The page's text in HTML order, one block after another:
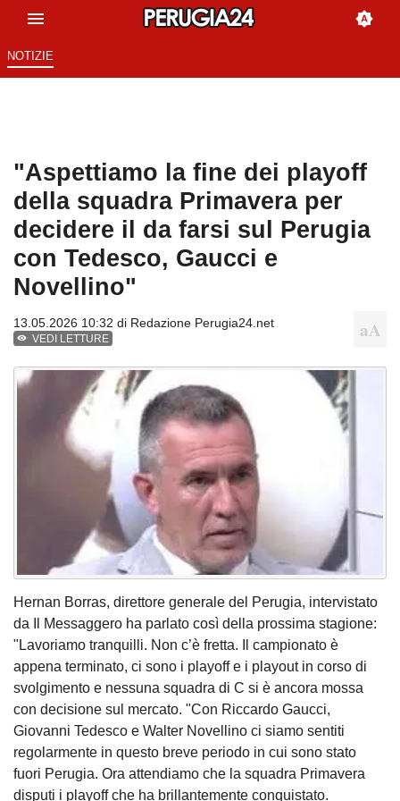
NOTIZIE
"Aspettiamo la fine dei playoff
della squadra Primavera per
decidere il da farsi sul Perugia
con Tedesco, Gaucci e
Novellino"
13.05.2026 10:32 di Redazione Perugia24.net
VEDI LETTURE
Hernan Borras, direttore generale del Perugia, intervistato
da Il Messaggero ha parlato così della prossima stagione:
"Lavoriamo tranquilli. Non c’è fretta. Il campionato è
appena terminato, ci sono i playoff e i playout in corso di
svolgimento e nessuna squadra di C si è ancora mossa
con decisione sul mercato. "Con Riccardo Gaucci,
Giovanni Tedesco e Walter Novellino ci siamo sentiti
regolarmente in questo breve periodo in cui sono stato
fuori Perugia. Ora attendiamo che la squadra Primavera
disputi i playoff che ha brillantemente conquistato.